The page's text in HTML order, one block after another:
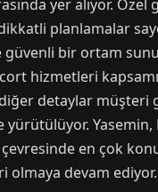
yer alıyor. Özel
planlamalar
bir ortam
hizmetleri
detaylar müşteri
yürütülüyor. Yasemin,
en çok
olmaya devam ediyor.